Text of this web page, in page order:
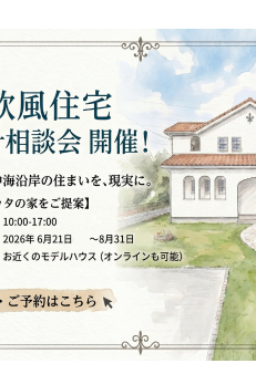
ハスカーサを
性能について
デザインについ
ポラスグループ
家づくりの流
土地探しから